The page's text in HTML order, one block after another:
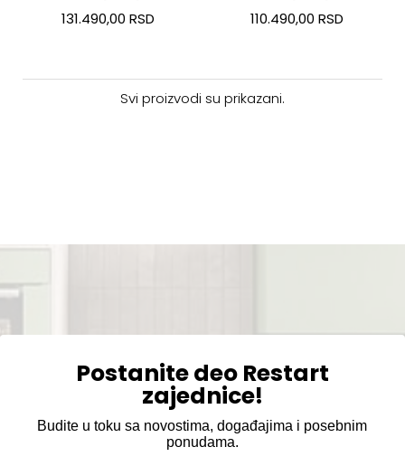
131.490,00 RSD 110.490,00 RSD
Svi proizvodi su prikazani.
Postanite deo Restart
zajednice!
Budite u toku sa novostima, događajima i posebnim
ponudama.